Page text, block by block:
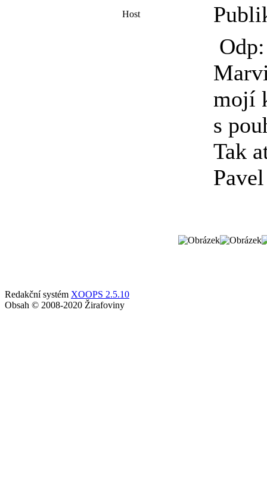
Host
mojí
s
Tak
Pavel
Redakční systém XOOPS 2.5.10
Obsah © 2008-2020 Žirafoviny